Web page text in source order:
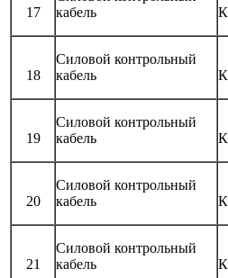
17
кабель
18
Силовой контрольный
кабель
19
Силовой контрольный
кабель
20
Силовой контрольный
кабель
21
Силовой контрольный
кабель